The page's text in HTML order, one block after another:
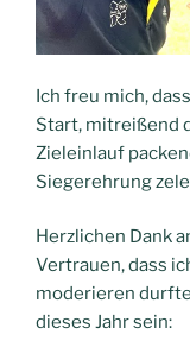
Ich freu mich,
Start, mitreißend
Zieleinlauf
Siegerehrung
Herzlichen Dank
Vertrauen, dass
moderieren
dieses Jahr sein: